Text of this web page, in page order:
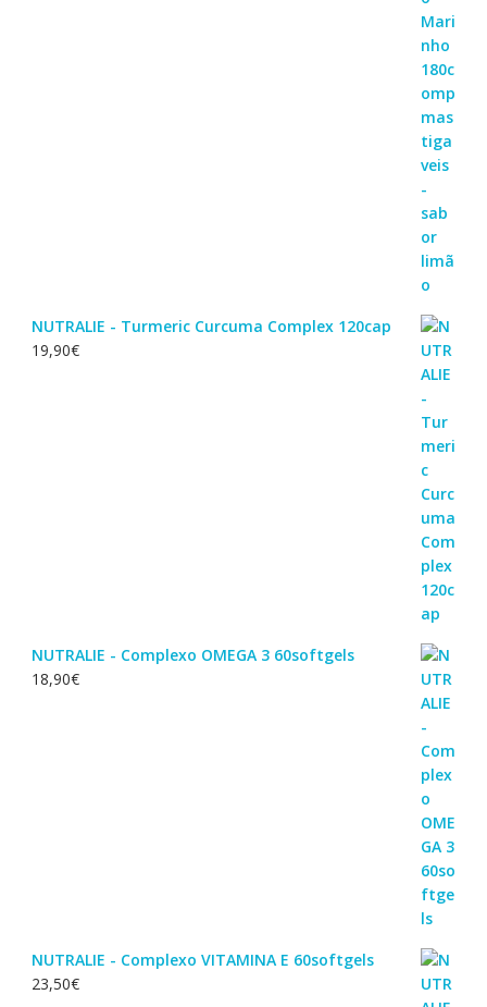
NUTRALIE - Turmeric Curcuma Complex 120cap
19,90€
NUTRALIE - Complexo OMEGA 3 60softgels
18,90€
NUTRALIE - Complexo VITAMINA E 60softgels
23,50€